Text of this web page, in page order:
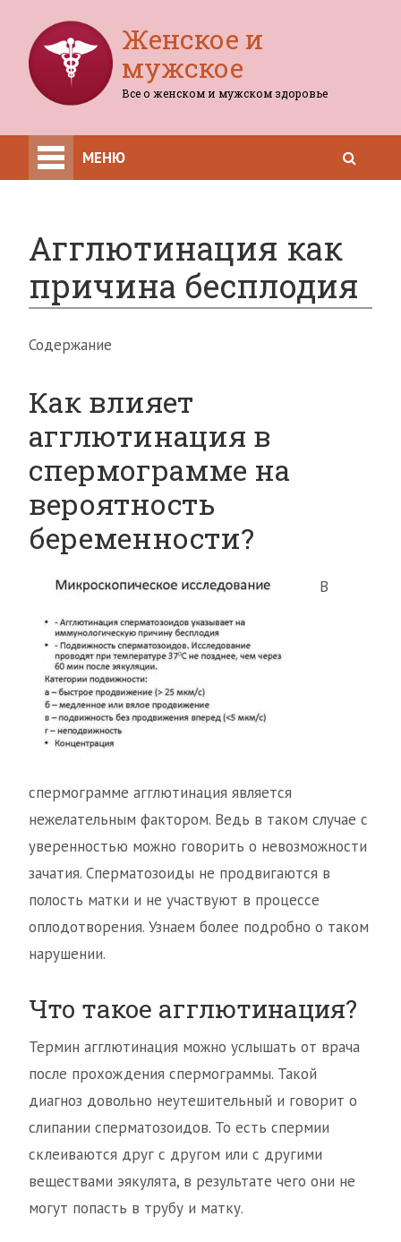
Женское и
мужское
Все о женском и мужском здоровье
МЕНЮ
Агглютинация как
причина бесплодия
Содержание
Как влияет
агглютинация в
спермограмме на
вероятность
беременности?
В
спермограмме агглютинация является
нежелательным фактором. Ведь в таком случае с
уверенностью можно говорить о невозможности
зачатия. Сперматозоиды не продвигаются в
полость матки и не участвуют в процессе
оплодотворения. Узнаем более подробно о таком
нарушении.
Что такое агглютинация?
Термин агглютинация можно услышать от врача
после прохождения спермограммы. Такой
диагноз довольно неутешительный и говорит о
слипании сперматозоидов. То есть спермии
склеиваются друг с другом или с другими
веществами эякулята, в результате чего они не
могут попасть в трубу и матку.